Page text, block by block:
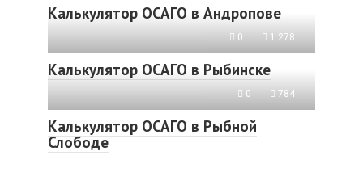
Калькулятор ОСАГО в Андропове
0 1 278
Калькулятор ОСАГО в Рыбинске
0 784
Калькулятор ОСАГО в Рыбной
Слободе